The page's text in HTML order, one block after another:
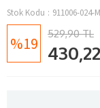
Stok Kodu 911006-024-
19 529,90 TL